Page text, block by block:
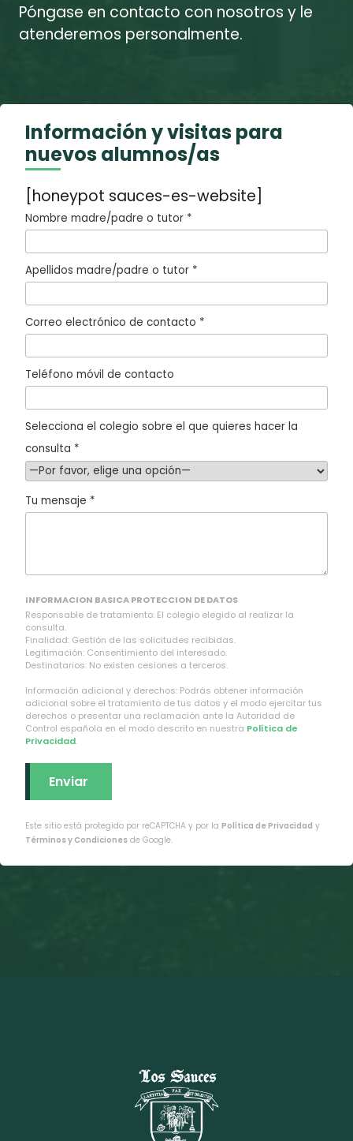
Póngase en contacto con nosotros y le
atenderemos personalmente.
Información y visitas para
nuevos alumnos/as
[honeypot sauces-es-website]
Nombre madre/padre o tutor *
Apellidos madre/padre o tutor *
Correo electrónico de contacto *
Teléfono móvil de contacto
Selecciona el colegio sobre el que quieres hacer la
consulta *
Tu mensaje *
INFORMACION BASICA PROTECCION DE DATOS
Responsable de tratamiento: El colegio elegido al realizar la
consulta.
Finalidad: Gestión de las solicitudes recibidas.
Legitimación: Consentimiento del interesado.
Destinatarios: No existen cesiones a terceros.
Información adicional y derechos: Podrás obtener información
adicional sobre el tratamiento de tus datos y el modo ejercitar tus
derechos o presentar una reclamación ante la Autoridad de
Control española en el modo descrito en nuestra Política de
Privacidad.
Este sitio está protegido por reCAPTCHA y por la Política de Privacidad y
Términos y Condiciones de Google.